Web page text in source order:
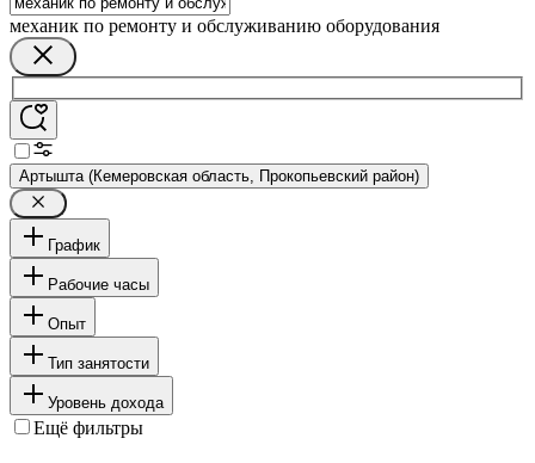
механик по ремонту и обслуживанию оборудования
Артышта (Кемеровская область, Прокопьевский район)
График
Рабочие часы
Опыт
Тип занятости
Уровень дохода
Ещё фильтры